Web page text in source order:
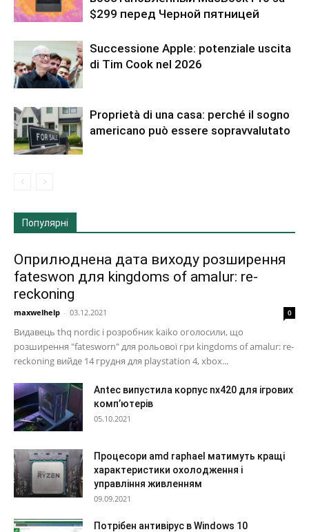
$299 перед Черной пятницей
Successione Apple: potenziale uscita
di Tim Cook nel 2026
Proprietà di una casa: perché il sogno
americano può essere sopravvalutato
Популярні
Оприлюднена дата виходу розширення
fateswon для kingdoms of amalur: re-
reckoning
maxwelhelp - 03.12.2021 0
Видавець thq nordic і розробник kaiko оголосили, що
розширення "fatesworn" для рольової гри kingdoms of amalur: re-
reckoning вийде 14 грудня для playstation 4, xbox...
Antec випустила корпус nx420 для ігрових
комп’ютерів
05.10.2021
Процесори amd raphael матимуть кращі
характеристики охолодження і
управління живленням
09.09.2021
Потрібен антивірус в Windows 10